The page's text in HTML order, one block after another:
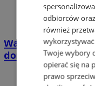
Wakacyjny
domkach
odbiorców
również
Twoje wybory
opierać się na
prawo